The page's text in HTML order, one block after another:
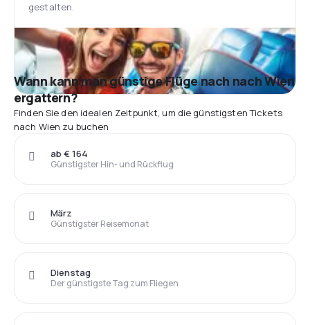
gestalten.
Wann kann man günstige Flüge nach nach Wien
ergattern?
Finden Sie den idealen Zeitpunkt, um die günstigsten Tickets
nach Wien zu buchen
Günstigster Hin- und Rückflug
ab € 164
Günstigster Reisemonat
März
Der günstigste Tag zum Fliegen
Dienstag